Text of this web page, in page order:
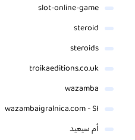
slot-online-game
steroid
steroids
troikaeditions.co.uk
wazamba
wazambaigralnica.com - SI
أم سيعيد